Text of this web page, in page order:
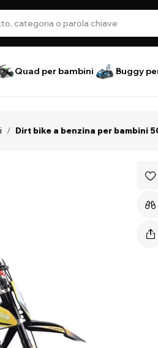
Quad per bambini Buggy
/ Dirt bike a benzina per bambini